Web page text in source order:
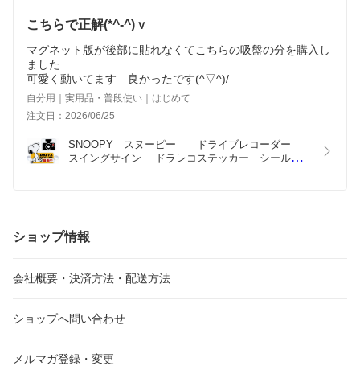
こちらで正解(*^-^)ｖ
マグネット版が後部に貼れなくてこちらの吸盤の分を購入し
ました
可愛く動いてます 良かったです(^▽^)/
自分用｜実用品・普段使い｜はじめて
注文日：2026/06/25
SNOOPY　スヌーピー　　ドライブレコーダー
スイングサイン 　ドラレコステッカー　シール
ショップ情報
会社概要・決済方法・配送方法
ショップへ問い合わせ
メルマガ登録・変更